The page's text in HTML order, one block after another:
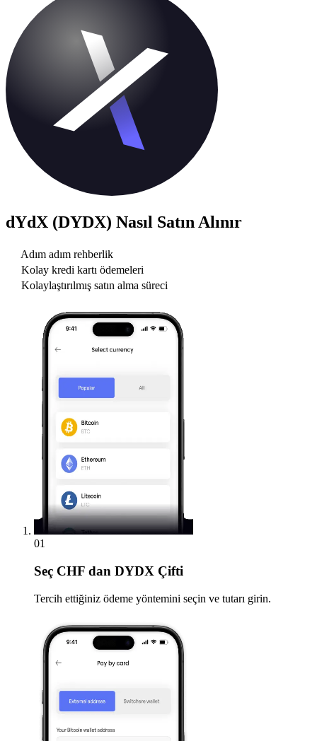
dYdX (DYDX) Nasıl Satın Alınır
Adım adım rehberlik
Kolay kredi kartı ödemeleri
Kolaylaştırılmış satın alma süreci
01
Seç CHF dan DYDX Çifti
Tercih ettiğiniz ödeme yöntemini seçin ve tutarı girin.